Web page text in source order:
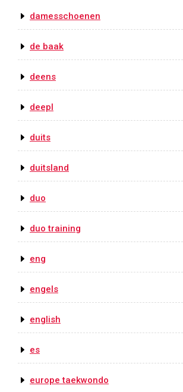
damesschoenen
de baak
deens
deepl
duits
duitsland
duo
duo training
eng
engels
english
es
europe taekwondo